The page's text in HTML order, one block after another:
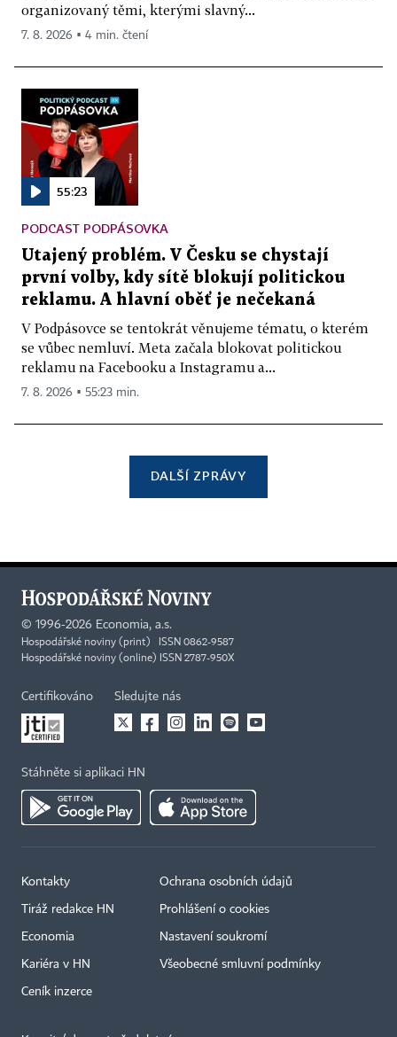
organizovaný těmi, kterými slavný...
7. 8. 2026 ▪ 4 min. čtení
55:23
PODCAST PODPÁSOVKA
Utajený problém. V Česku se chystají
první volby, kdy sítě blokují politickou
reklamu. A hlavní oběť je nečekaná
V Podpásovce se tentokrát věnujeme tématu, o kterém
se vůbec nemluví. Meta začala blokovat politickou
reklamu na Facebooku a Instagramu a...
7. 8. 2026 ▪ 55:23 min.
DALŠÍ ZPRÁVY
© 1996-2026 Economia, a.s.
Hospodářské noviny (print) ISSN 0862-9587
Hospodářské noviny (online) ISSN 2787-950X
Certifikováno Sledujte nás
Stáhněte si aplikaci HN
Kontakty
Tiráž redakce HN
Economia
Kariéra v HN
Ceník inzerce
Ochrana osobních údajů
Prohlášení o cookies
Nastavení soukromí
Všeobecné smluvní podmínky